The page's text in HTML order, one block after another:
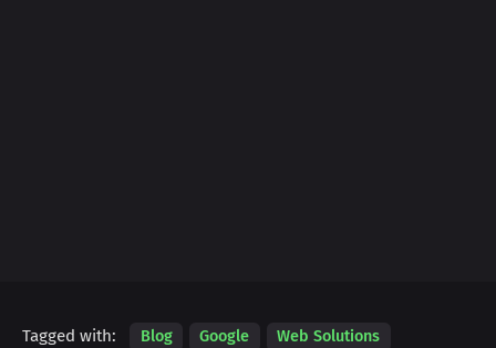
Tagged with: Blog Google Web Solutions